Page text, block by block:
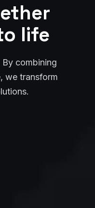
life
combining
we transform